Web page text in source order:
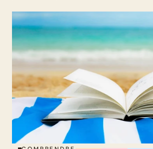
leurs parcours de parents LGBTQ+.